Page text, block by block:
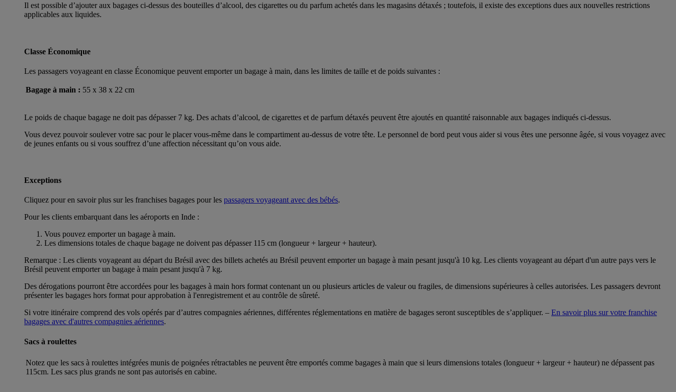
Il est possible d’ajouter aux bagages ci-dessus des bouteilles d’alcool, des cigarettes ou du parfum achetés dans les magasins détaxés ; toutefois, il existe des exceptions dues aux nouvelles restrictions
applicables aux liquides.
Classe Économique
Les passagers voyageant en classe Économique peuvent emporter un bagage à main, dans les limites de taille et de poids suivantes :
Bagage à main : 55 x 38 x 22 cm
Le poids de chaque bagage ne doit pas dépasser 7 kg. Des achats d’alcool, de cigarettes et de parfum détaxés peuvent être ajoutés en quantité raisonnable aux bagages indiqués ci-dessus.
Vous devez pouvoir soulever votre sac pour le placer vous-même dans le compartiment au-dessus de votre tête. Le personnel de bord peut vous aider si vous êtes une personne âgée, si vous voyagez avec
de jeunes enfants ou si vous souffrez d’une affection nécessitant qu’on vous aide.
Exceptions
Cliquez pour en savoir plus sur les franchises bagages pour les passagers voyageant avec des bébés.
Pour les clients embarquant dans les aéroports en Inde :
Vous pouvez emporter un bagage à main.
Les dimensions totales de chaque bagage ne doivent pas dépasser 115 cm (longueur + largeur + hauteur).
Remarque : Les clients voyageant au départ du Brésil avec des billets achetés au Brésil peuvent emporter un bagage à main pesant jusqu'à 10 kg. Les clients voyageant au départ d'un autre pays vers le
Brésil peuvent emporter un bagage à main pesant jusqu'à 7 kg.
Des dérogations pourront être accordées pour les bagages à main hors format contenant un ou plusieurs articles de valeur ou fragiles, de dimensions supérieures à celles autorisées. Les passagers devront
présenter les bagages hors format pour approbation à l'enregistrement et au contrôle de sûreté.
Si votre itinéraire comprend des vols opérés par d’autres compagnies aériennes, différentes réglementations en matière de bagages seront susceptibles de s’appliquer. – En savoir plus sur votre franchise
bagages avec d'autres compagnies aériennes.
Sacs à roulettes
Notez que les sacs à roulettes intégrées munis de poignées rétractables ne peuvent être emportés comme bagages à main que si leurs dimensions totales (longueur + largeur + hauteur) ne dépassent pas
115cm. Les sacs plus grands ne sont pas autorisés en cabine.